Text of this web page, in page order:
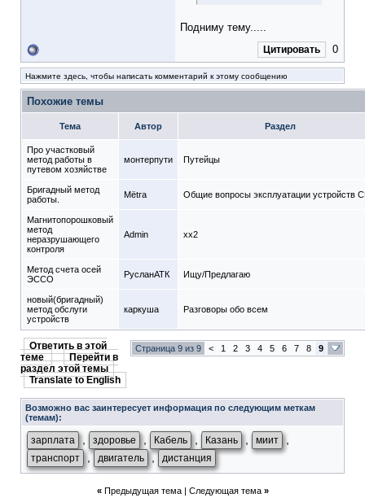
Подниму тему.....
Цитировать 0
Нажмите здесь, чтобы написать комментарий к этому сообщению
Похожие темы
Тема Автор Раздел
Про участковый
метод работы в
путевом хозяйстве
монтерпути Путейцы
Бригадный метод
работы.
Mёtra Общие вопросы эксплуатации устройств
Магнитопорошковый
метод
неразрушающего
контроля
Admin xx2
Метод счета осей
ЭССО
РусланАТК Ищу/Предлагаю
новый(бригадный)
метод обслуги
устройств
каркуша Разговоры обо всем
Ответить в этой
теме
Перейти в
раздел этой темы
Translate to English
Страница 9 из 9 < 1 2 3 4 5 6 7 8 9
Возможно вас заинтересует информация по следующим меткам
(темам):
зарплата здоровье Кабель Казань миит
транспорт , двигатель , дистанция
« Предыдущая тема| Следующая тема »